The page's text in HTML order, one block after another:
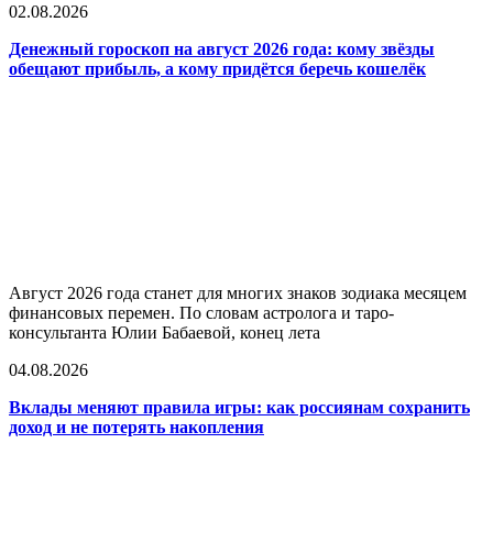
02.08.2026
Денежный гороскоп на август 2026 года: кому звёзды
обещают прибыль, а кому придётся беречь кошелёк
Август 2026 года станет для многих знаков зодиака месяцем
финансовых перемен. По словам астролога и таро-
консультанта Юлии Бабаевой, конец лета
04.08.2026
Вклады меняют правила игры: как россиянам сохранить
доход и не потерять накопления